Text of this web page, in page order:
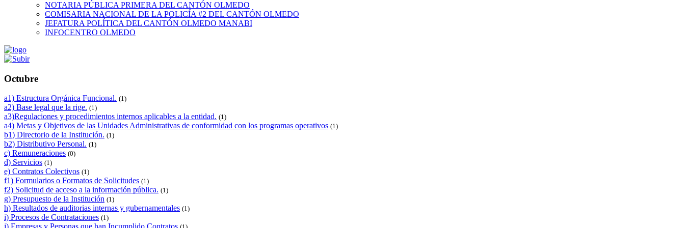
NOTARIA PÚBLICA PRIMERA DEL CANTÓN OLMEDO
COMISARIA NACIONAL DE LA POLICÍA #2 DEL CANTÓN OLMEDO
JEFATURA POLÍTICA DEL CANTÓN OLMEDO MANABI
INFOCENTRO OLMEDO
Octubre
a1) Estructura Orgánica Funcional. (1)
a2) Base legal que la rige. (1)
a3)Regulaciones y procedimientos internos aplicables a la entidad. (1)
a4) Metas y Objetivos de las Unidades Administrativas de conformidad con los programas operativos (1)
b1) Directorio de la Institución. (1)
b2) Distributivo Personal. (1)
c) Remuneraciones (0)
d) Servicios (1)
e) Contratos Colectivos (1)
f1) Formularios o Formatos de Solicitudes (1)
f2) Solicitud de acceso a la información pública. (1)
g) Presupuesto de la Institución (1)
h) Resultados de auditorias internas y gubernamentales (1)
i) Procesos de Contrataciones (1)